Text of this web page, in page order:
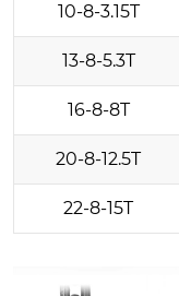
10-8-3.15T
13-8-5.3T
16-8-8T
20-8-12.5T
22-8-15T